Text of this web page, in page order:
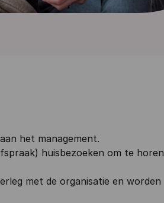
het management.
huisbezoeken om te horen
met de organisatie en worden